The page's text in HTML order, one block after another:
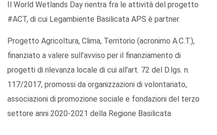
Il World Wetlands Day rientra fra le attività del progetto
#ACT, di cui Legambiente Basilicata APS è partner.
Progetto Agricoltura, Clima, Territorio (acronimo A.C.T.),
finanziato a valere sull’avviso per il finanziamento di
progetti di rilevanza locale di cui all’art. 72 del D.lgs. n.
117/2017, promossi da organizzazioni di volontariato,
associazioni di promozione sociale e fondazioni del terzo
settore anni 2020-2021 della Regione Basilicata